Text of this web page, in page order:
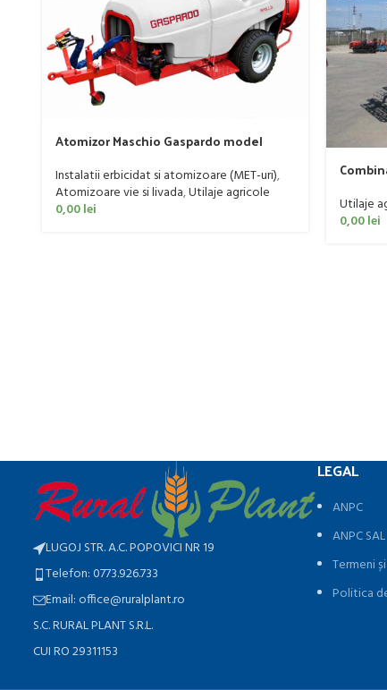
Atomizor Maschio Gaspardo model
Instalatii erbicidat si atomizoare (MET-uri),
Atomizoare vie si livada,Utilaje agricole
0,00lei Utilaje
0,00lei
LUGOJ STR. A.C. POPOVICI NR 19
Telefon: 0773.926.733
Email: office@ruralplant.ro
S.C. RURAL PLANT S.R.L.
CUI RO 29311153
LEGAL
ANPC
ANPC SAL
Termeni
Politica